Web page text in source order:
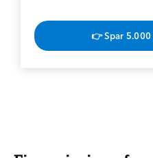
👉 Spar 5.000